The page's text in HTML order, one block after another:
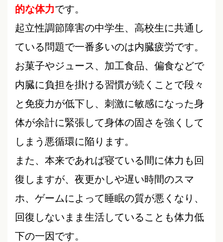
的な体力です。
起立性調節障害の中学生、高校生に共通し
ている問題で一番多いのは内臓疲労です。
お菓子やジュース、加工食品、偏食などで
内臓に負担を掛ける習慣が続くことで段々
と免疫力が低下し、刺激に敏感になった身
体が余計に緊張して身体の固さを強くして
しまう悪循環に陥ります。
また、本来であれば寝ている間に体力も回
復しますが、夜更かしや遅い時間のスマ
ホ、ゲームによって睡眠の質が悪くなり、
回復しないまま生活していることも体力低
下の一因です。